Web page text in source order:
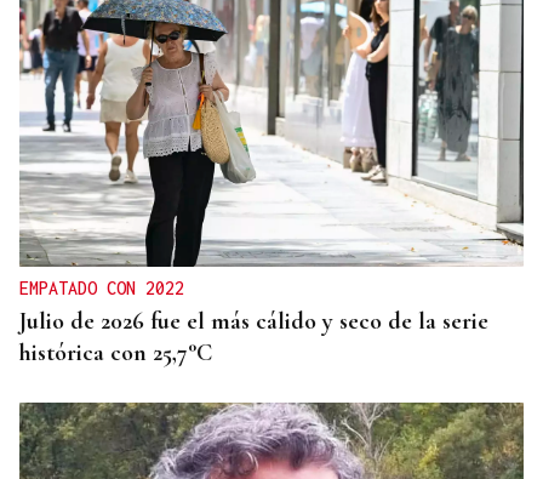
EMPATADO CON 2022
Julio de 2026 fue el más cálido y seco de la serie
histórica con 25,7°C